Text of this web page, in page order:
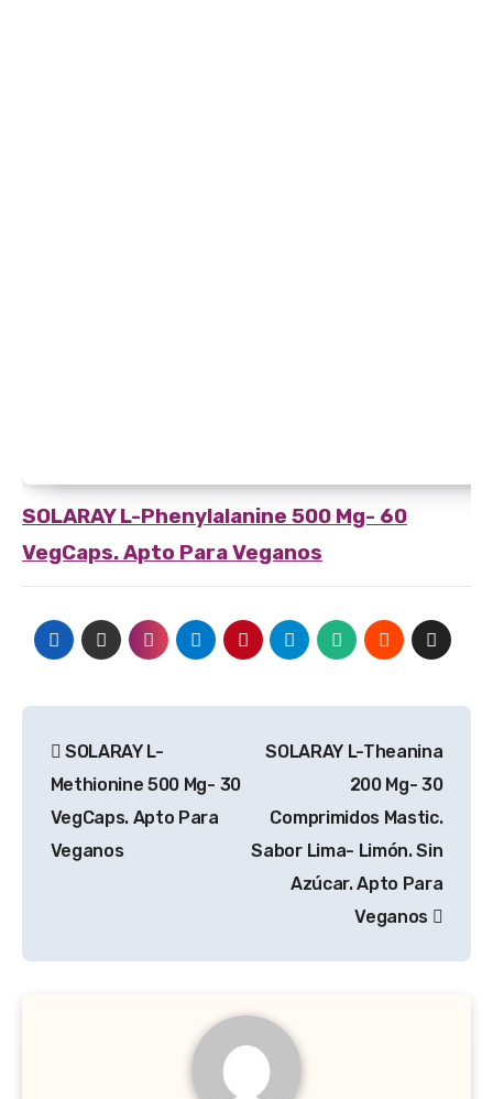
SOLARAYL-Phenylalanine 500 Mg- 60
VegCaps. Apto Para Veganos
de
entradas
SOLARAY L-
Methionine 500 Mg- 30
VegCaps. Apto Para
Veganos
SOLARAY L-Theanina
200 Mg- 30
Comprimidos Mastic.
Sabor Lima- Limón. Sin
Azúcar. Apto Para
Veganos